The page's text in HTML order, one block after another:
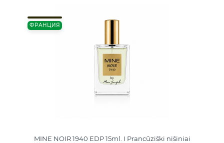
ФРАНЦИЯ
MINE NOIR 1940 EDP 15ml. I Prancūziški nišiniai